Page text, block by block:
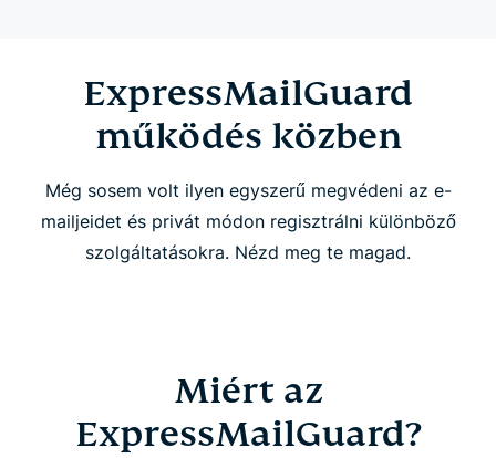
ExpressMailGuard
működés közben
Még sosem volt ilyen egyszerű megvédeni az e-
mailjeidet és privát módon regisztrálni különböző
szolgáltatásokra. Nézd meg te magad.
Miért az
ExpressMailGuard?